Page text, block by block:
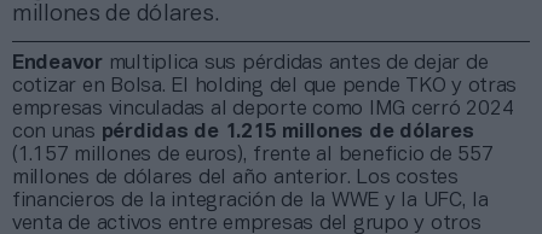
millones de dólares.
Endeavor multiplica sus pérdidas antes de dejar de
cotizar en Bolsa. El holding del que pende TKO y otras
empresas vinculadas al deporte como IMG cerró 2024
con unas pérdidas de 1.215 millones de dólares
(1.157 millones de euros), frente al beneficio de 557
millones de dólares del año anterior. Los costes
financieros de la integración de la WWE y la UFC, la
venta de activos entre empresas del grupo y otros